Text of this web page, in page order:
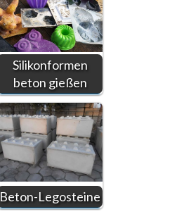
Silikonformen
beton gießen
Beton-Legosteine